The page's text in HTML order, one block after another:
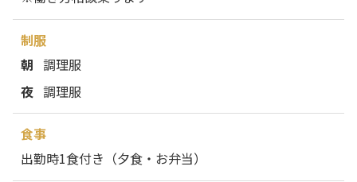
制服
朝 調理服
夜 調理服
食事
出勤時1食付き（夕食・お弁当）